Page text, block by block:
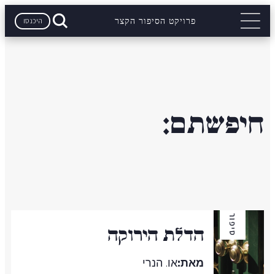
פרויקט הסיפור הקצר היכנסו
חיפשתם:
סיפור הדלת הירוקה
מאת:או. הנרי